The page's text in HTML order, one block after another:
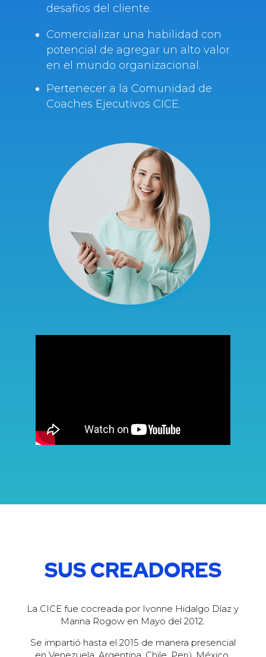
desafios del cliente.
Comercializar una habilidad con
potencial de agregar un alto valor
en el mundo organizacional.
Pertenecer a la Comunidad de
Coaches Ejecutivos CICE.
SUS CREADORES
La CICE fue cocreada por Ivonne Hidalgo Díaz y
Marina Rogow en Mayo del 2012.
Se impartió hasta el 2015 de manera presencial
en Venezuela, Argentina, Chile, Perú, México,